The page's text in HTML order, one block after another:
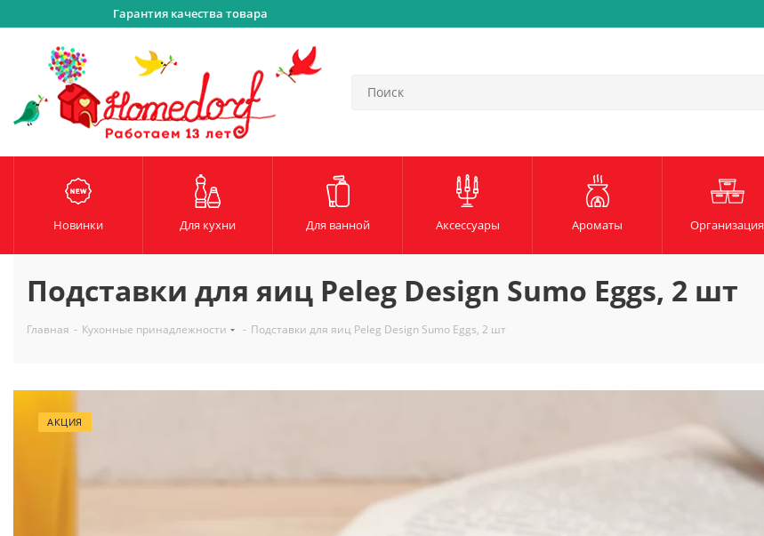
Гарантия качества товара
Новинки Для кухни Для ванной Аксессуары Ароматы Организация
Подставки для яиц Peleg Design Sumo Eggs, 2 шт
Главная - Кухонные принадлежности - Подставки для яиц Peleg Design Sumo Eggs, 2 шт
АКЦИЯ